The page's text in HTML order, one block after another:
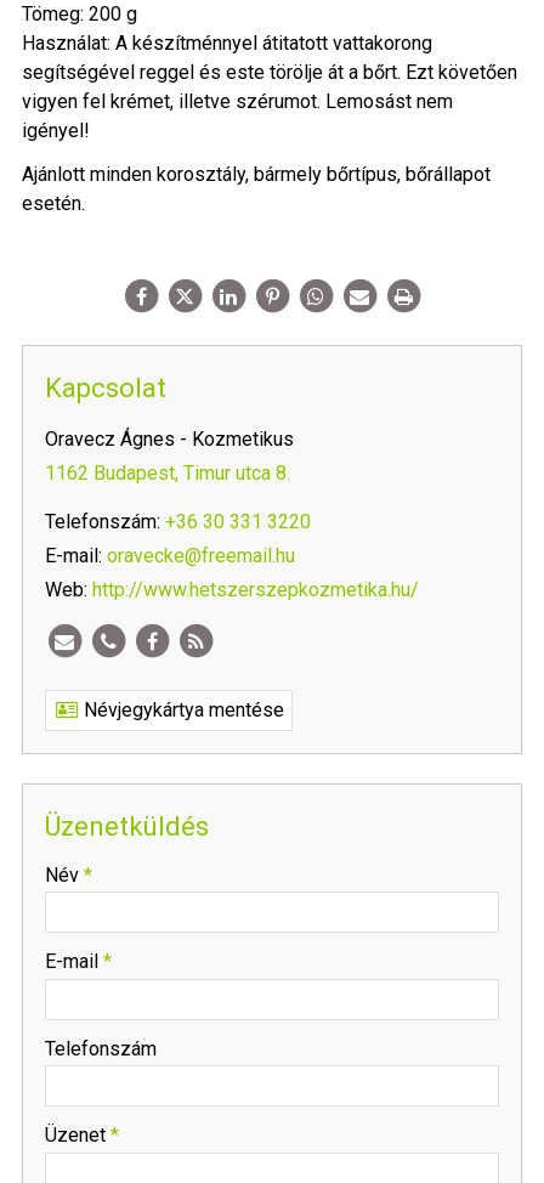
Tömeg: 200 g
Használat: A készítménnyel átitatott vattakorong
segítségével reggel és este törölje át a bőrt. Ezt követően
vigyen fel krémet, illetve szérumot. Lemosást nem
igényel!
Ajánlott minden korosztály, bármely bőrtípus, bőrállapot
esetén.
Kapcsolat
Oravecz Ágnes - Kozmetikus
1162 Budapest, Timur utca 8.
Telefonszám: +36 30 331 3220
E-mail: oravecke@freemail.hu
Web: http://www.hetszerszepkozmetika.hu/
Névjegykártya mentése
Üzenetküldés
-
Név *
E-mail *
Telefonszám
Üzenet *